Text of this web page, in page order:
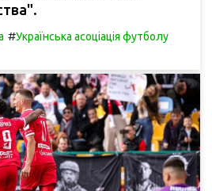
#Українська асоціація футболу